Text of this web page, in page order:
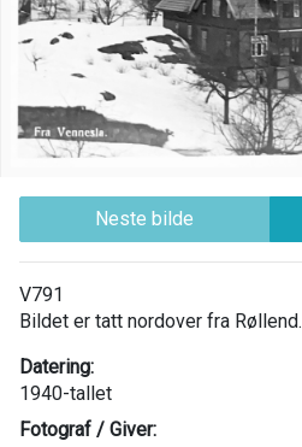
Neste bilde
V791
Bildet er tatt nordover fra Røllend.
Datering:
1940-tallet
Fotograf / Giver: